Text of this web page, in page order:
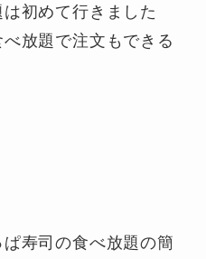
初めて行きました
放題で注文もできる
寿司の食べ放題の簡